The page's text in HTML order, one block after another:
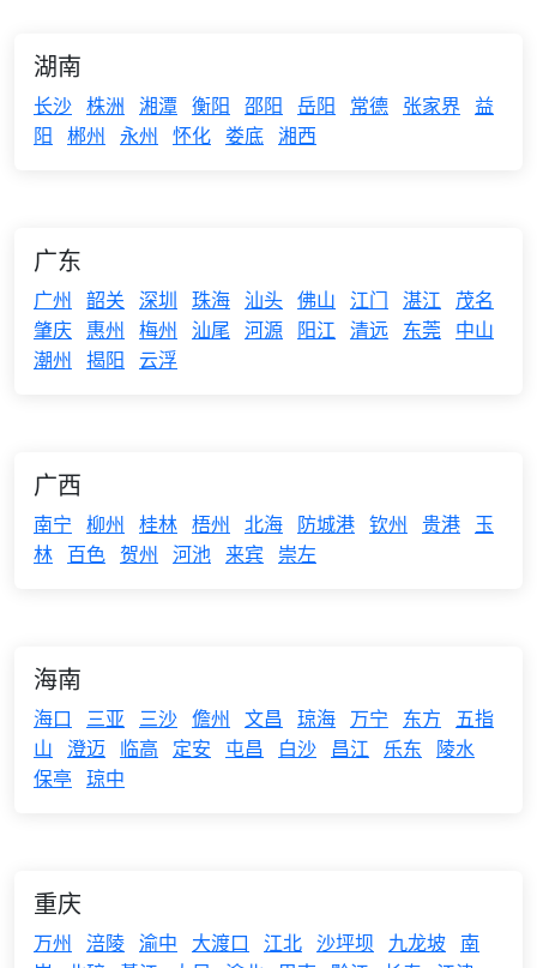
湖南
长沙 株洲 湘潭 衡阳 邵阳 岳阳 常德 张家界
益
阳 郴州 永州 怀化 娄底 湘西
广东
广州 韶关 深圳 珠海 汕头 佛山 江门 湛江
茂名
肇庆 惠州 梅州 汕尾 河源 阳江 清远 东莞 中山
潮州 揭阳 云浮
广西
南宁 柳州 桂林 梧州 北海 防城港 钦州 贵港 玉
林 百色 贺州 河池 来宾 崇左
海南
海口 三亚 三沙 儋州 文昌 琼海 万宁 东方
五指
山
澄迈 临高 定安 屯昌 白沙 昌江 乐东
陵水
保亭 琼中
重庆
万州 涪陵 渝中 大渡口 江北 沙坪坝 九龙坡 南